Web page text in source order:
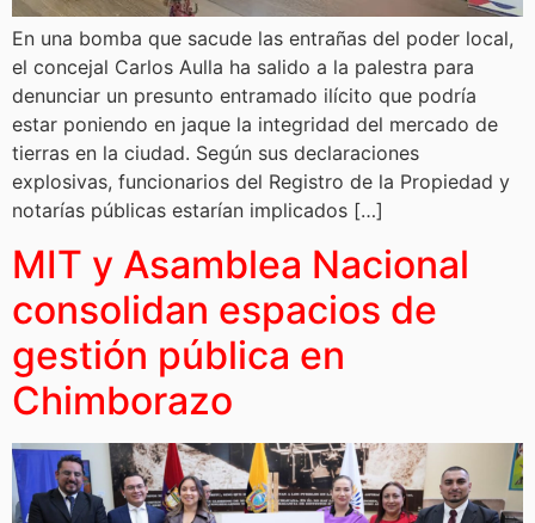
En una bomba que sacude las entrañas del poder local,
el concejal Carlos Aulla ha salido a la palestra para
denunciar un presunto entramado ilícito que podría
estar poniendo en jaque la integridad del mercado de
tierras en la ciudad. Según sus declaraciones
explosivas, funcionarios del Registro de la Propiedad y
notarías públicas estarían implicados […]
MIT y Asamblea Nacional
consolidan espacios de
gestión pública en
Chimborazo